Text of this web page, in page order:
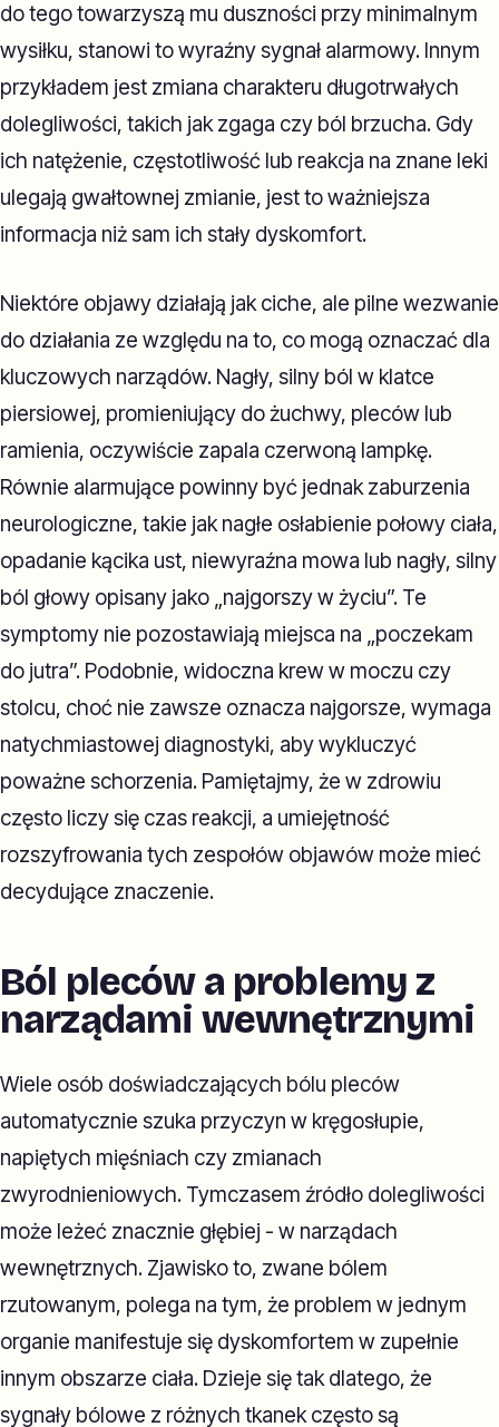
do tego towarzyszą mu duszności przy minimalnym
wysiłku, stanowi to wyraźny sygnał alarmowy. Innym
przykładem jest zmiana charakteru długotrwałych
dolegliwości, takich jak zgaga czy ból brzucha. Gdy
ich natężenie, częstotliwość lub reakcja na znane leki
ulegają gwałtownej zmianie, jest to ważniejsza
informacja niż sam ich stały dyskomfort.
Niektóre objawy działają jak ciche, ale pilne wezwanie
do działania ze względu na to, co mogą oznaczać dla
kluczowych narządów. Nagły, silny ból w klatce
piersiowej, promieniujący do żuchwy, pleców lub
ramienia, oczywiście zapala czerwoną lampkę.
Równie alarmujące powinny być jednak zaburzenia
neurologiczne, takie jak nagłe osłabienie połowy ciała,
opadanie kącika ust, niewyraźna mowa lub nagły, silny
ból głowy opisany jako „najgorszy w życiu”. Te
symptomy nie pozostawiają miejsca na „poczekam
do jutra”. Podobnie, widoczna krew w moczu czy
stolcu, choć nie zawsze oznacza najgorsze, wymaga
natychmiastowej diagnostyki, aby wykluczyć
poważne schorzenia. Pamiętajmy, że w zdrowiu
często liczy się czas reakcji, a umiejętność
rozszyfrowania tych zespołów objawów może mieć
decydujące znaczenie.
Ból pleców a problemy z
narządami wewnętrznymi
Wiele osób doświadczających bólu pleców
automatycznie szuka przyczyn w kręgosłupie,
napiętych mięśniach czy zmianach
zwyrodnieniowych. Tymczasem źródło dolegliwości
może leżeć znacznie głębiej - w narządach
wewnętrznych. Zjawisko to, zwane bólem
rzutowanym, polega na tym, że problem w jednym
organie manifestuje się dyskomfortem w zupełnie
innym obszarze ciała. Dzieje się tak dlatego, że
sygnały bólowe z różnych tkanek często są